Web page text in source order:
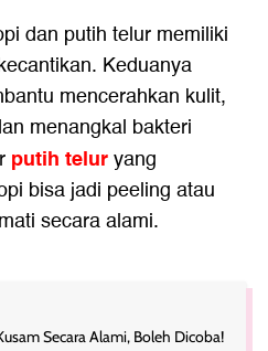
dan putih telur memiliki
Keduanya
mencerahkan kulit,
menangkal bakteri
putih teluryang
bisa jadi peeling atau
secara alami.
Secara Alami, Boleh Dicoba!